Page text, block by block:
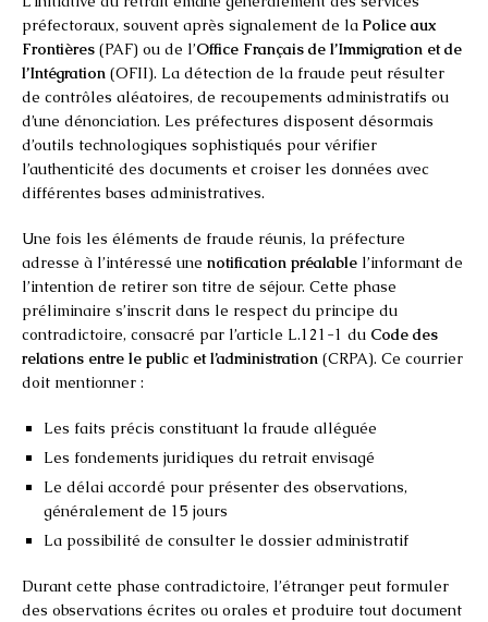
préfectoraux, souvent après signalement de la Police aux
Frontières (PAF) ou de l’Office Français de l’Immigration et de
l’Intégration (OFII). La détection de la fraude peut résulter
de contrôles aléatoires, de recoupements administratifs ou
d’une dénonciation. Les préfectures disposent désormais
d’outils technologiques sophistiqués pour vérifier
l’authenticité des documents et croiser les données avec
différentes bases administratives.
Une fois les éléments de fraude réunis, la préfecture
adresse à l’intéressé une notification préalable l’informant de
l’intention de retirer son titre de séjour. Cette phase
préliminaire s’inscrit dans le respect du principe du
contradictoire, consacré par l’article L.121-1 du Code des
relations entre le public et l’administration (CRPA). Ce courrier
doit mentionner :
Les faits précis constituant la fraude alléguée
Les fondements juridiques du retrait envisagé
Le délai accordé pour présenter des observations,
généralement de 15 jours
La possibilité de consulter le dossier administratif
Durant cette phase contradictoire, l’étranger peut formuler
des observations écrites ou orales et produire tout document